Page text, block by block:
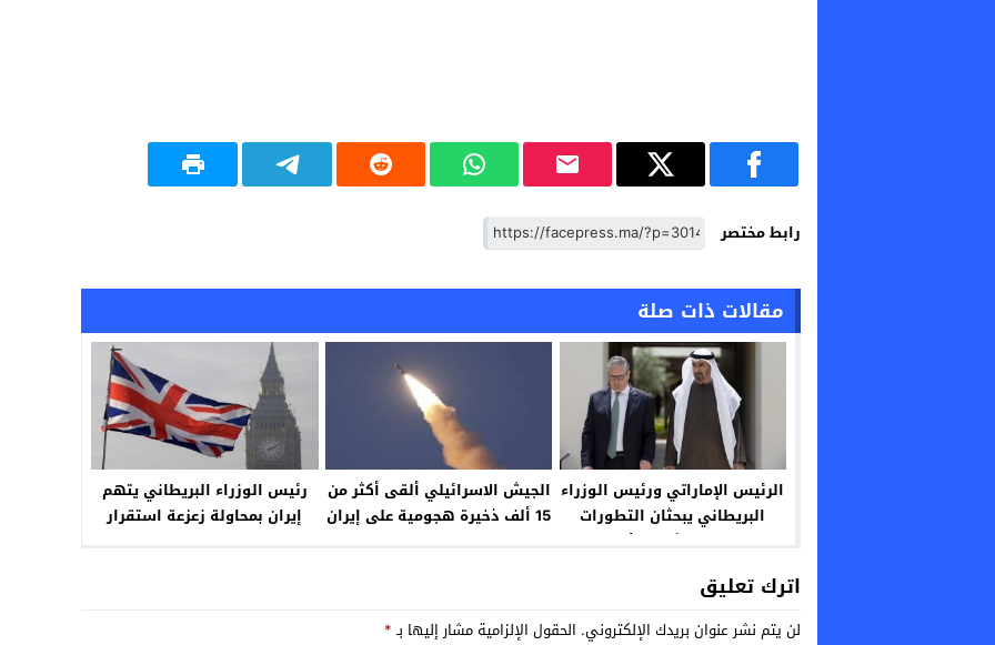
رابط مختصر
مقالات ذات صلة
الرئيس الإماراتي ورئيس الوزراء
البريطاني يبحثان التطورات
بمنطقة الشرق الأوسط
الجيش الاسرائيلي ألقى أكثر من
15 ألف ذخيرة هجومية على إيران
رئيس الوزراء البريطاني يتهم
إيران بمحاولة زعزعة استقرار
اترك تعليق
لن يتم نشر عنوان بريدك الإلكتروني. الحقول الإلزامية مشار إليها بـ*